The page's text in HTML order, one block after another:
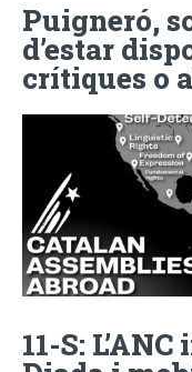
Puigneró,
d’estar
crítiques o
11-S: